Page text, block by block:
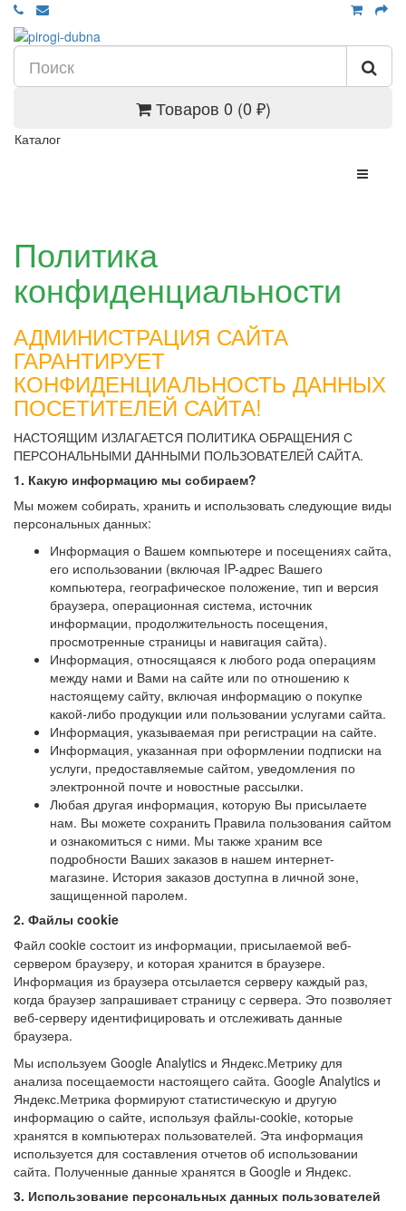
Товаров 0 (0 ₽)
Каталог
Политика
конфиденциальности
АДМИНИСТРАЦИЯ САЙТА
ГАРАНТИРУЕТ
КОНФИДЕНЦИАЛЬНОСТЬ ДАННЫХ
ПОСЕТИТЕЛЕЙ САЙТА!
НАСТОЯЩИМ ИЗЛАГАЕТСЯ ПОЛИТИКА ОБРАЩЕНИЯ С
ПЕРСОНАЛЬНЫМИ ДАННЫМИ ПОЛЬЗОВАТЕЛЕЙ САЙТА.
1. Какую информацию мы собираем?
Мы можем собирать, хранить и использовать следующие виды
персональных данных:
Информация о Вашем компьютере и посещениях сайта,
его использовании (включая IP-адрес Вашего
компьютера, географическое положение, тип и версия
браузера, операционная система, источник
информации, продолжительность посещения,
просмотренные страницы и навигация сайта).
Информация, относящаяся к любого рода операциям
между нами и Вами на сайте или по отношению к
настоящему сайту, включая информацию о покупке
какой-либо продукции или пользовании услугами сайта.
Информация, указываемая при регистрации на сайте.
Информация, указанная при оформлении подписки на
услуги, предоставляемые сайтом, уведомления по
электронной почте и новостные рассылки.
Любая другая информация, которую Вы присылаете
нам. Вы можете сохранить Правила пользования сайтом
и ознакомиться с ними. Мы также храним все
подробности Ваших заказов в нашем интернет-
магазине. История заказов доступна в личной зоне,
защищенной паролем.
2. Файлы cookie
Файл cookie состоит из информации, присылаемой веб-
сервером браузеру, и которая хранится в браузере.
Информация из браузера отсылается серверу каждый раз,
когда браузер запрашивает страницу с сервера. Это позволяет
веб-серверу идентифицировать и отслеживать данные
браузера.
Мы используем Google Analytics и Яндекс.Метрику для
анализа посещаемости настоящего сайта. Google Analytics и
Яндекс.Метрика формируют статистическую и другую
информацию о сайте, используя файлы-cookie, которые
хранятся в компьютерах пользователей. Эта информация
используется для составления отчетов об использовании
сайта. Полученные данные хранятся в Google и Яндекс.
3. Использование персональных данных пользователей